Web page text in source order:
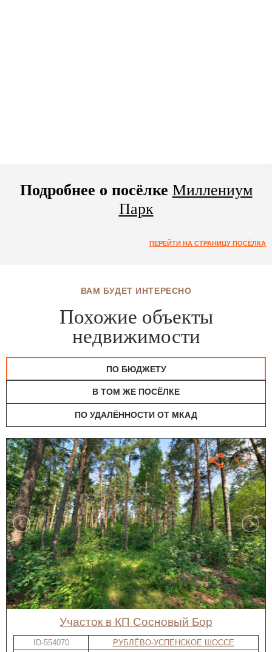
Подробнее о посёлке Миллениум
Парк
ПЕРЕЙТИ НА СТРАНИЦУ ПОСЁЛКА
ВАМ БУДЕТ ИНТЕРЕСНО
Похожие объекты
недвижимости
ПО БЮДЖЕТУ
В ТОМ ЖЕ ПОСЁЛКЕ
ПО УДАЛЁННОСТИ ОТ МКАД
участок в КП Сосновый Бор
ID-554070
РУБЛЁВО-УСПЕНСКОЕ ШОССЕ